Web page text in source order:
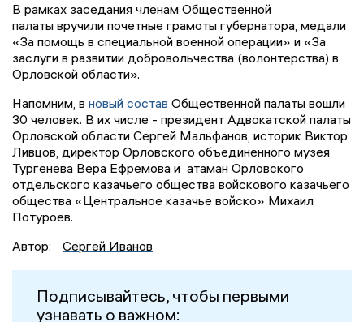
В рамках заседания членам Общественной
палаты вручили почетные грамоты губернатора, медали
«За помощь в специальной военной операции» и «За
заслуги в развитии добровольчества (волонтерства) в
Орловской области».
Напомним, в новый состав Общественной палаты вошли
30 человек. В их числе - президент Адвокатской палаты
Орловской области Сергей Мальфанов, историк Виктор
Ливцов, директор Орловского объединенного музея
Тургенева Вера Ефремова и атаман Орловского
отдельского казачьего общества войскового казачьего
общества «Центральное казачье войско» Михаил
Потуроев.
Автор:
Сергей Иванов
Подписывайтесь, чтобы первыми
узнавать о важном: